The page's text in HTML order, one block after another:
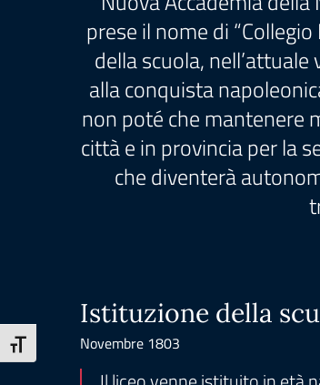
Attiva/disattiva dimensione testo
prese il nome di
della scuola,
alla conquista
non poté che mantenere
città e in provincia per la
che diventerà
Istituzione della
Novembre 1803